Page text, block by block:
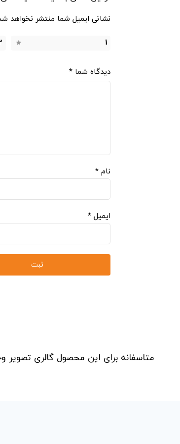
نشانی ایمیل شما منتشر نخواهد
1
دیدگاه شما *
نام *
ایمیل *
متاسفانه برای این محصول گالری تصویر